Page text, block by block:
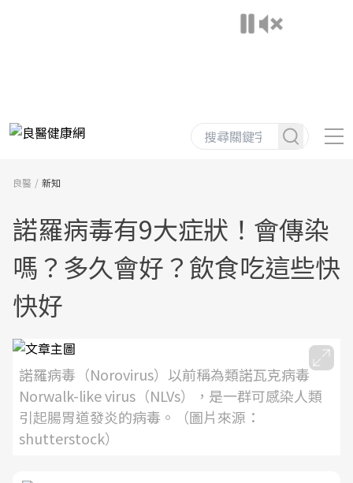
良醫 新知
諾羅病毒有9大症狀！會傳染
嗎？多久會好？飲食吃這些快
快好
諾羅病毒（Norovirus）以前稱為類諾瓦克病毒
Norwalk-like virus（NLVs），是一群可感染人類
引起腸胃道發炎的病毒。（圖片來源：
shutterstock）